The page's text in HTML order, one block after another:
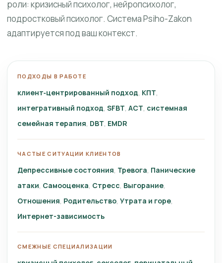
роли: кризисный психолог, нейропсихолог,
подростковый психолог. Система Psiho-Zakon
адаптируется под ваш контекст.
ПОДХОДЫ В РАБОТЕ
клиент‑центрированный подход КПТ
интегративный подход SFBT ACT системная
семейная терапия DBT EMDR
ЧАСТЫЕ СИТУАЦИИ КЛИЕНТОВ
Депрессивные состояния Тревога Панические
атаки Самооценка Стресс Выгорание
Отношения Родительство Утрата и горе
Интернет-зависимость
СМЕЖНЫЕ СПЕЦИАЛИЗАЦИИ